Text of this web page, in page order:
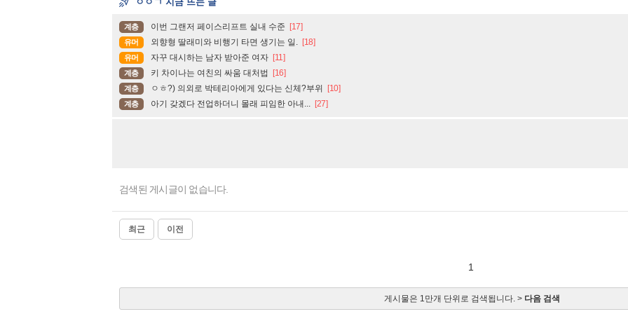
계층 이번 그랜저 페이스리프트 실내 수준 [17]
유머 외향형 딸래미와 비행기 타면 생기는 일. [18]
유머 자꾸 대시하는 남자 받아준 여자 [11]
계층 키 차이나는 여친의 싸움 대처법 [16]
계층 ㅇㅎ?) 의외로 박테리아에게 있다는 신체?부위 [10]
계층 아기 갖겠다 전업하더니 몰래 피임한 아내... [27]
검색된 게시글이 없습니다.
최근 이전
1
게시물은 1만개 단위로 검색됩니다. > 다음 검색